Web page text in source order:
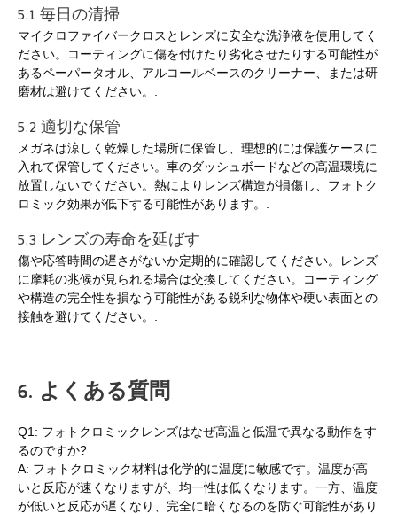
5.1 毎日の清掃
マイクロファイバークロスとレンズに安全な洗浄液を使用してく
ださい。コーティングに傷を付けたり劣化させたりする可能性が
あるペーパータオル、アルコールベースのクリーナー、または研
磨材は避けてください。.
5.2 適切な保管
メガネは涼しく乾燥した場所に保管し、理想的には保護ケースに
入れて保管してください。車のダッシュボードなどの高温環境に
放置しないでください。熱によりレンズ構造が損傷し、フォトク
ロミック効果が低下する可能性があります。.
5.3 レンズの寿命を延ばす
傷や応答時間の遅さがないか定期的に確認してください。レンズ
に摩耗の兆候が見られる場合は交換してください。コーティング
や構造の完全性を損なう可能性がある鋭利な物体や硬い表面との
接触を避けてください。.
6. よくある質問
Q1: フォトクロミックレンズはなぜ高温と低温で異なる動作をす
るのですか?
A: フォトクロミック材料は化学的に温度に敏感です。温度が高
いと反応が速くなりますが、均一性は低くなります。一方、温度
が低いと反応が遅くなり、完全に暗くなるのを防ぐ可能性があり